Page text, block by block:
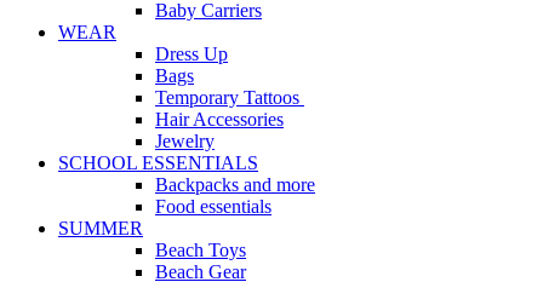
Baby Carriers
WEAR
Dress Up
Bags
Temporary Tattoos
Hair Accessories
Jewelry
SCHOOL ESSENTIALS
Backpacks and more
Food essentials
SUMMER
Beach Toys
Beach Gear